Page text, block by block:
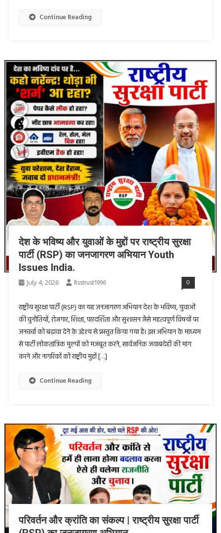
Continue Reading
देश के भविष्य और युवाओं के मुद्दों पर राष्ट्रीय सुरक्षा
पार्टी (RSP) का जनजागरण अभियान Youth
Issues India.
July 4, 2026 Rsstrust1996 0
राष्ट्रीय सुरक्षा पार्टी (RSP) का यह जनजागरण अभियान देश के भविष्य, युवाओं
की चुनौतियों, रोजगार, शिक्षा, पारदर्शिता और सुशासन जैसे महत्वपूर्ण विषयों पर
जनचर्चा को बढ़ावा देने के उद्देश्य से प्रस्तुत किया गया है। इस अभियान के माध्यम
से पार्टी लोकतांत्रिक मूल्यों को मजबूत करने, सार्वजनिक जवाबदेही की मांग
करने और नागरिकों को राष्ट्रीय मुद्दों […]
Continue Reading
परिवर्तन और क्रांति का संकल्प | राष्ट्रीय सुरक्षा पार्टी